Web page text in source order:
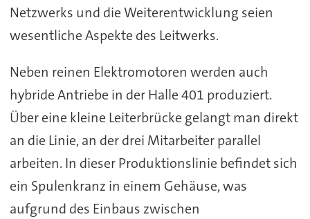
Netzwerks und die Weiterentwicklung seien
wesentliche Aspekte des Leitwerks.
Neben reinen Elektromotoren werden auch
hybride Antriebe in der Halle 401 produziert.
Über eine kleine Leiterbrücke gelangt man direkt
an die Linie, an der drei Mitarbeiter parallel
arbeiten. In dieser Produktionslinie befindet sich
ein Spulenkranz in einem Gehäuse, was
aufgrund des Einbaus zwischen